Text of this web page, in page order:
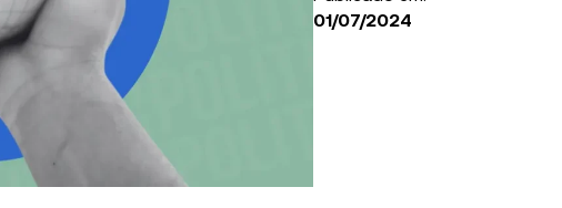
Alianza Verde
ideas y
El Bogotazo (1948): El
01/07/2024